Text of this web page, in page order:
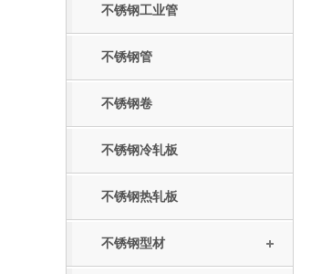
不锈钢工业管
不锈钢管
不锈钢卷
不锈钢冷轧板
不锈钢热轧板
不锈钢型材